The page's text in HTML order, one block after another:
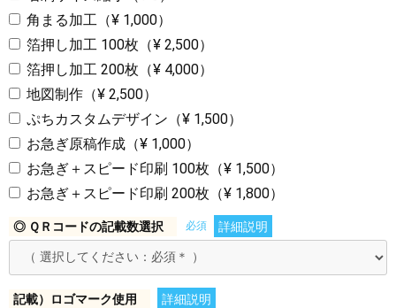
角まる加工（¥ 1,000）
箔押し加工 100枚（¥ 2,500）
箔押し加工 200枚（¥ 4,000）
地図制作（¥ 2,500）
ぷちカスタムデザイン（¥ 1,500）
お急ぎ原稿作成（¥ 1,000）
お急ぎ＋スピード印刷 100枚（¥ 1,500）
お急ぎ＋スピード印刷 200枚（¥ 1,800）
◎ ＱＲコードの記載数選択 必須 詳細説明
記載）ロゴマーク使用 詳細説明